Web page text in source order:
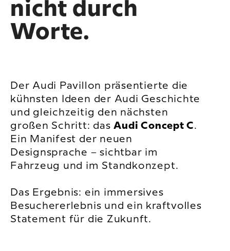
nicht durch
Worte.
Der Audi Pavillon präsentierte die
kühnsten Ideen der Audi Geschichte
und gleichzeitig den nächsten
großen Schritt: dasAudi Concept C.
Ein Manifest der neuen
Designsprache – sichtbar im
Fahrzeug und im Standkonzept.
Das Ergebnis: ein immersives
Besuchererlebnis und ein kraftvolles
Statement für die Zukunft.